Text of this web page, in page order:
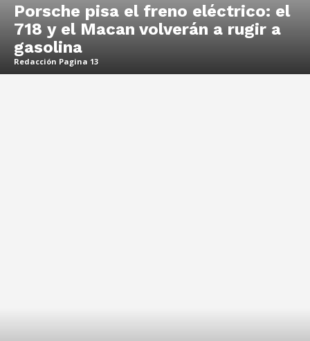
Porsche pisa el freno eléctrico: el
718 y el Macan volverán a rugir a
gasolina
Redacción Pagina 13